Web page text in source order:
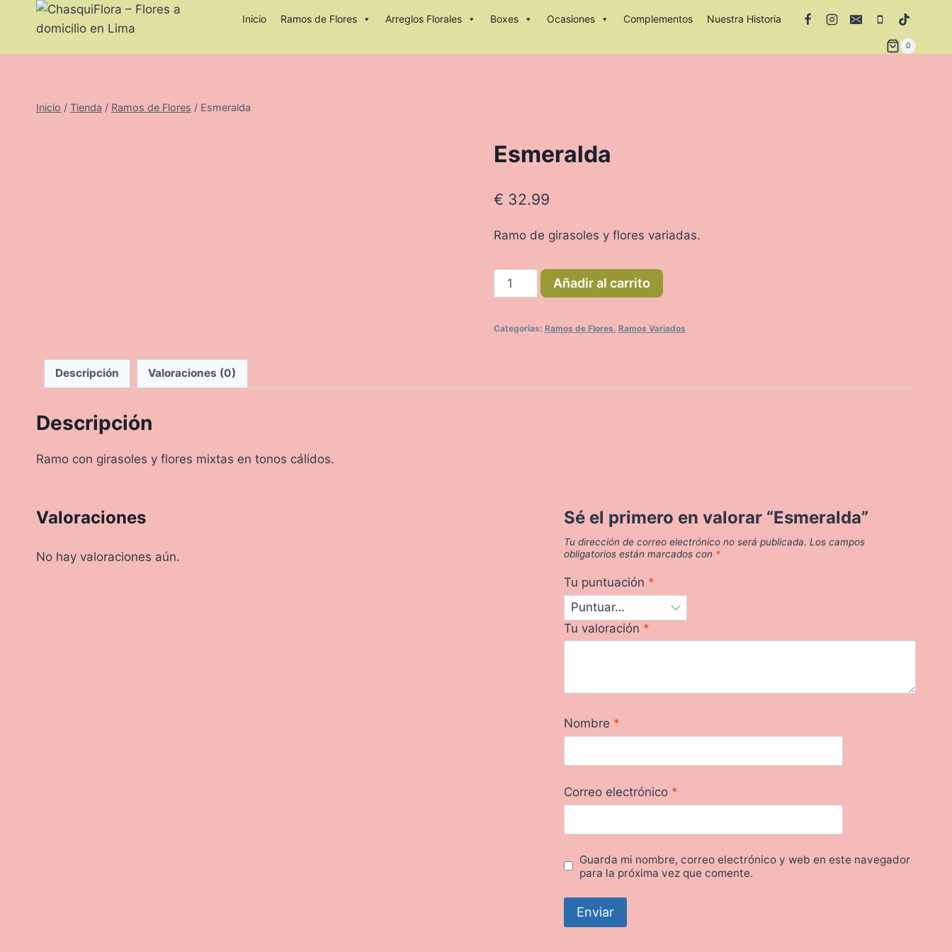
Inicio Ramos de Flores Arreglos Florales Boxes Ocasiones Complementos Nuestra Historia
0
Inicio / Tienda / Ramos de Flores / Esmeralda
Esmeralda
€ 32.99
Ramo de girasoles y flores variadas.
Esmeralda
cantidad
Añadir al carrito
Categorías: Ramos de Flores Ramos Variados
Descripción Valoraciones (0)
Descripción
Ramo con girasoles y flores mixtas en tonos cálidos.
Valoraciones
No hay valoraciones aún.
Sé el primero en valorar “Esmeralda”
Tu dirección de correo electrónico no será publicada. Los campos
obligatorios están marcados con *
Tu puntuación *
Tu valoración *
Nombre *
Correo electrónico *
Guarda mi nombre, correo electrónico y web en este navegador
para la próxima vez que comente.